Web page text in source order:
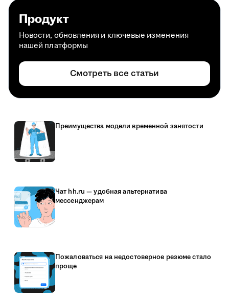
Продукт
Новости, обновления и ключевые изменения
нашей платформы
Смотреть все статьи
Преимущества модели временной занятости
Чат hh.ru — удобная альтернатива
мессенджерам
Пожаловаться на недостоверное резюме стало
проще